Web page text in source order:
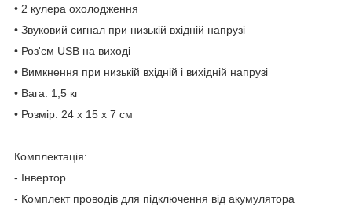
• 2 кулера охолодження
• Звуковий сигнал при низькій вхідній напрузі
• Роз'єм USB на виході
• Вимкнення при низькій вхідній і вихідній напрузі
• Вага: 1,5 кг
• Розмір: 24 x 15 x 7 см
Комплектація:
- Інвертор
- Комплект проводів для підключення від акумулятора